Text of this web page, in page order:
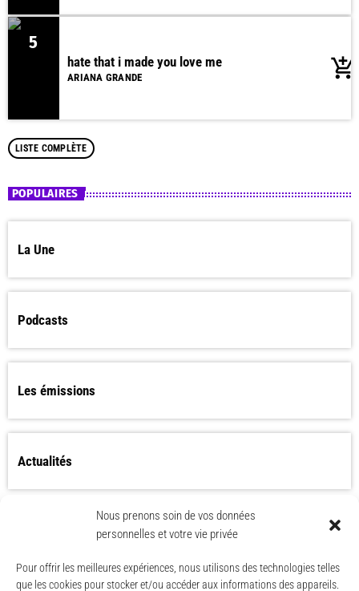
Nous prenons soin de vos données
personnelles et votre vie privée
Pour offrir les meilleures expériences, nous utilisons des technologies telles
que les cookies pour stocker et/ou accéder aux informations des appareils.
5
hate that i made you love me
ARIANA GRANDE add_shopping_cart
LISTE COMPLÈTE
POPULAIRES
La Une
Podcasts
Les émissions
Actualités
Les Worlds Apart bientôt de retour ?